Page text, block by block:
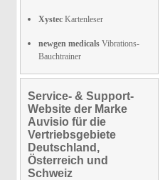
Xystec Kartenleser
newgen medicals Vibrations-
Bauchtrainer
Service- & Support-
Website der Marke
Auvisio für die
Vertriebsgebiete
Deutschland,
Österreich und
Schweiz